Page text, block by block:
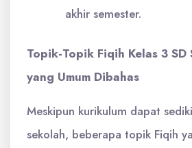
akhir semester.
Topik-Topik Fiqih Kelas 3 SD
yang Umum Dibahas
Meskipun kurikulum dapat
sekolah, beberapa topik Fiqih